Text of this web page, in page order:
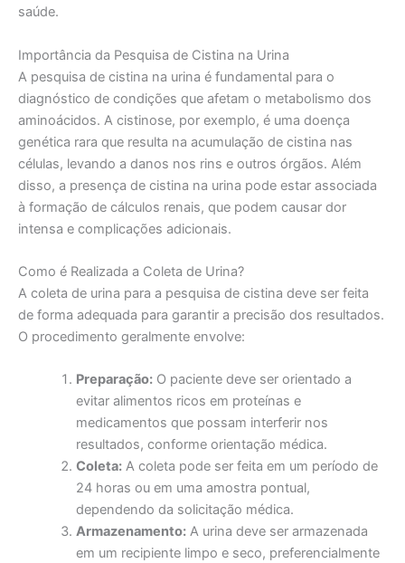
saúde.
Importância da Pesquisa de Cistina na Urina
A pesquisa de cistina na urina é fundamental para o
diagnóstico de condições que afetam o metabolismo dos
aminoácidos. A cistinose, por exemplo, é uma doença
genética rara que resulta na acumulação de cistina nas
células, levando a danos nos rins e outros órgãos. Além
disso, a presença de cistina na urina pode estar associada
à formação de cálculos renais, que podem causar dor
intensa e complicações adicionais.
Como é Realizada a Coleta de Urina?
A coleta de urina para a pesquisa de cistina deve ser feita
de forma adequada para garantir a precisão dos resultados.
O procedimento geralmente envolve:
Preparação:O paciente deve ser orientado a
evitar alimentos ricos em proteínas e
medicamentos que possam interferir nos
resultados, conforme orientação médica.
Coleta:A coleta pode ser feita em um período de
24 horas ou em uma amostra pontual,
dependendo da solicitação médica.
Armazenamento:A urina deve ser armazenada
em um recipiente limpo e seco, preferencialmente